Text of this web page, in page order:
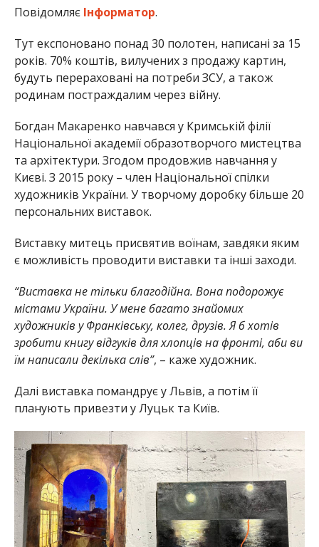
Повідомляє Інформатор.
Тут експоновано понад 30 полотен, написані за 15
років. 70% коштів, вилучених з продажу картин,
будуть перераховані на потреби ЗСУ, а також
родинам постраждалим через війну.
Богдан Макаренко навчався у Кримській філії
Національної академії образотворчого мистецтва
та архітектури. Згодом продовжив навчання у
Києві. З 2015 року – член Національної спілки
художників України. У творчому доробку більше 20
персональних виставок.
Виставку митець присвятив воїнам, завдяки яким
є можливість проводити виставки та інші заходи.
“Виставка не тільки благодійна. Вона подорожує
містами України. У мене багато знайомих
художників у Франківську, колег, друзів. Я б хотів
зробити книгу відгуків для хлопців на фронті, аби ви
їм написали декілька слів”, – каже художник.
Далі виставка помандрує у Львів, а потім її
планують привезти у Луцьк та Київ.